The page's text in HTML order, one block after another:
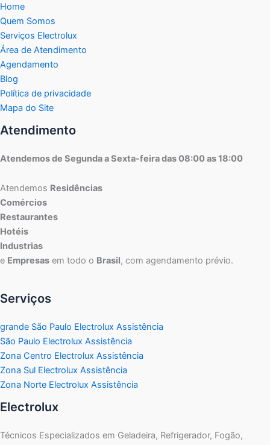
Home
Quem Somos
Serviços Electrolux
Área de Atendimento
Agendamento
Blog
Política de privacidade
Mapa do Site
Atendimento
Atendemos de Segunda a Sexta-feira das 08:00 as 18:00
Atendemos Residências
Comércios
Restaurantes
Hotéis
Industrias
e Empresas em todo o Brasil, com agendamento prévio.
Serviços
grande São Paulo Electrolux Assistência
São Paulo Electrolux Assistência
Zona Centro Electrolux Assistência
Zona Sul Electrolux Assistência
Zona Norte Electrolux Assistência
Electrolux
Técnicos Especializados em Geladeira, Refrigerador, Fogão,